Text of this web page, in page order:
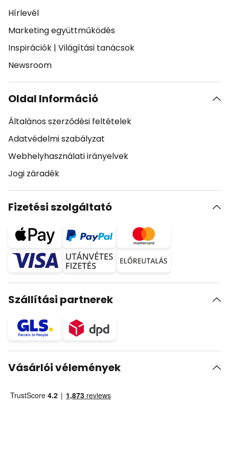
Hírlevél
Marketing együttműködés
Inspirációk | Világítási tanácsok
Newsroom
Oldal Információ
Általános szerződési feltételek
Adatvédelmi szabályzat
Webhelyhasználati irányelvek
Jogi záradék
Fizetési szolgáltató
Szállítási partnerek
Vásárlói vélemények